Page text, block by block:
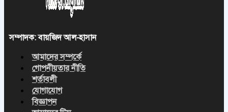
সম্পাদক: বায়জিদ আল-হাসান
আমাদের সম্পর্কে
গোপনীয়তার নীতি
শর্তাবলী
যোগাযোগ
বিজ্ঞাপন